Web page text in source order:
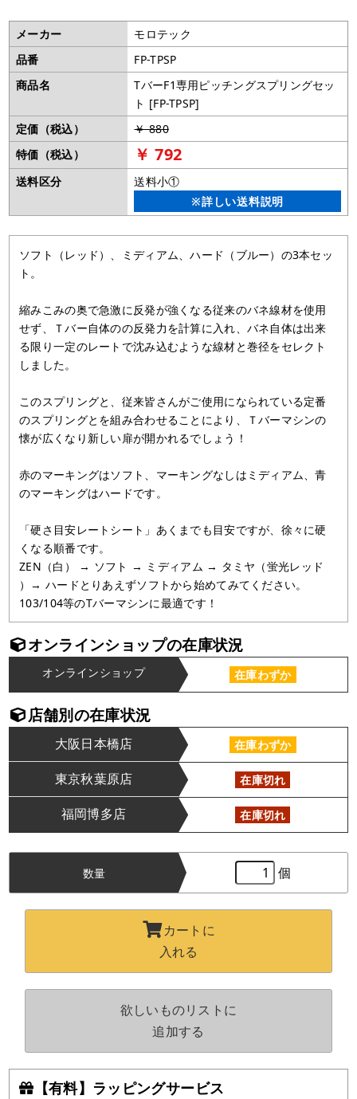
メーカー
モロテック
品番
FP-TPSP
商品名
TバーF1専用ピッチングスプリングセッ
ト [FP-TPSP]
定価（税込）
￥ 880
特価（税込）
￥ 792
送料区分
送料小①
※詳しい送料説明
ソフト（レッド）、ミディアム、ハード（ブルー）の3本セッ
ト。
縮みこみの奥で急激に反発が強くなる従来のバネ線材を使用
せず、Ｔバー自体のの反発力を計算に入れ、バネ自体は出来
る限り一定のレートで沈み込むような線材と巻径をセレクト
しました。
このスプリングと、従来皆さんがご使用になられている定番
のスプリングとを組み合わせることにより、Ｔバーマシンの
懐が広くなり新しい扉が開かれるでしょう！
赤のマーキングはソフト、マーキングなしはミディアム、青
のマーキングはハードです。
「硬さ目安レートシート」あくまでも目安ですが、徐々に硬
くなる順番です。
ZEN（白） → ソフト → ミディアム → タミヤ（蛍光レッド
）→ ハードとりあえずソフトから始めてみてください。
103/104等のTバーマシンに最適です！
オンラインショップの在庫状況
オンラインショップ 在庫わずか
店舗別の在庫状況
大阪日本橋店 在庫わずか
東京秋葉原店 在庫切れ
福岡博多店 在庫切れ
【有料】ラッピングサービス
数量 個
カートに
入れる
欲しいものリストに
追加する